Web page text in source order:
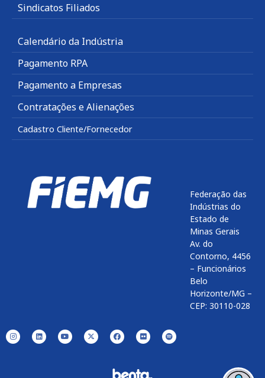
Sindicatos Filiados
Calendário da Indústria
Pagamento RPA
Pagamento a Empresas
Contratações e Alienações
Cadastro Cliente/Fornecedor
Federação das
Indústrias do
Estado de
Minas Gerais
Av. do
Contorno, 4456
– Funcionários
Belo
Horizonte/MG –
CEP: 30110-028